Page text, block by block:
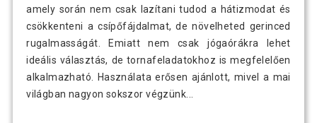
amely során nem csak lazítani tudod a hátizmodat és
csökkenteni a csípőfájdalmat, de növelheted gerinced
rugalmasságát. Emiatt nem csak jógaórákra lehet
ideális választás, de tornafeladatokhoz is megfelelően
alkalmazható. Használata erősen ajánlott, mivel a mai
világban nagyon sokszor végzünk...